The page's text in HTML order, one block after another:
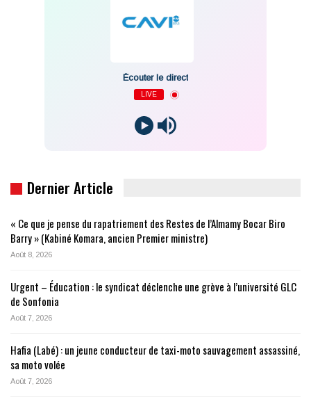
Écouter le direct
LIVE
Dernier Article
« Ce que je pense du rapatriement des Restes de l’Almamy Bocar Biro
Barry » (Kabiné Komara, ancien Premier ministre)
Août 8, 2026
Urgent – Éducation : le syndicat déclenche une grève à l’université GLC
de Sonfonia
Août 7, 2026
Hafia (Labé) : un jeune conducteur de taxi-moto sauvagement assassiné,
sa moto volée
Août 7, 2026